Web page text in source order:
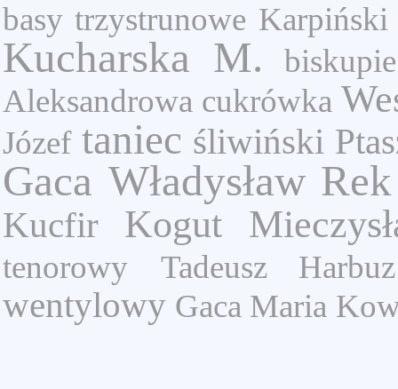
basy trzystrunowe Karpiński
Kucharska M.
biskupie
Aleksandrowa cukrówka
Józef taniec śliwiński
Gaca Władysław
Kucfir Kogut
tenorowy Tadeusz Harbuz
wentylowy Gaca Maria